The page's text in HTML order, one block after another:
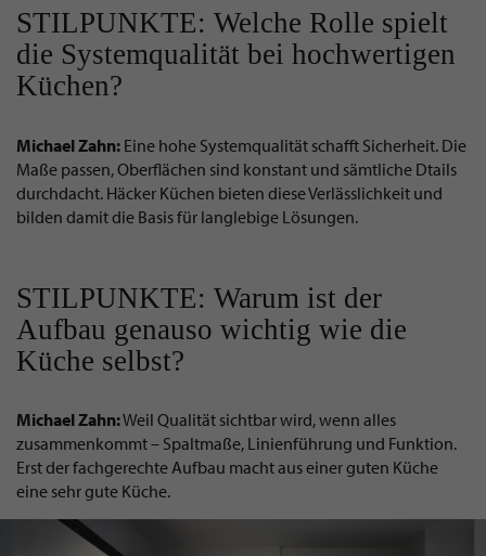
STILPUNKTE: Welche Rolle spielt
die Systemqualität bei hochwertigen
Küchen?
Michael Zahn: Eine hohe Systemqualität schafft Sicherheit. Die
Maße passen, Oberflächen sind konstant und sämtliche Dtails
durchdacht. Häcker Küchen bieten diese Verlässlichkeit und
bilden damit die Basis für langlebige Lösungen.
STILPUNKTE: Warum ist der
Aufbau genauso wichtig wie die
Küche selbst?
Michael Zahn:Weil Qualität sichtbar wird, wenn alles
zusammenkommt – Spaltmaße, Linienführung und Funktion.
Erst der fachgerechte Aufbau macht aus einer guten Küche
eine sehr gute Küche.